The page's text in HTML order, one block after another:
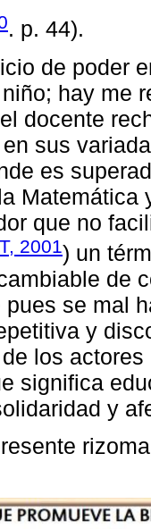
. p. 44).
de poder
hay me
docente
sus
es
Matemática
que no
2001) un
de
se mal
y
los
significa
y